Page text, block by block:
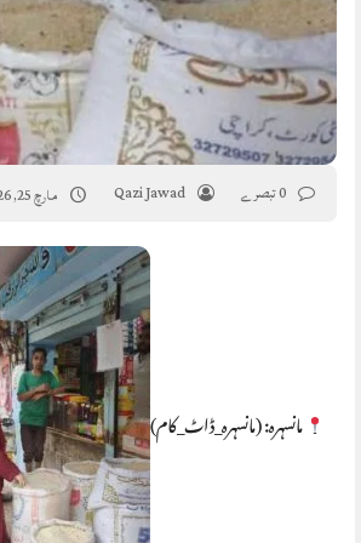
Qazi Jawad مارچ 25, 2026
مانسہرہ: (مانسہرہ_ڈاٹ_کام)